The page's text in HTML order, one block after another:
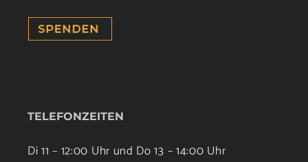
TELEFONZEITEN
Di 11 – 12:00 Uhr und Do 13 – 14:00 Uhr